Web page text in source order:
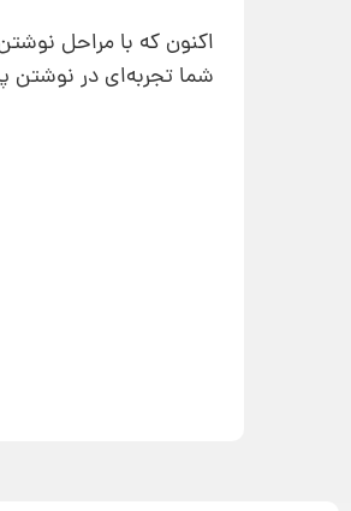
اکنون که با مراحل
شما تجربه‌ای در نوشتن